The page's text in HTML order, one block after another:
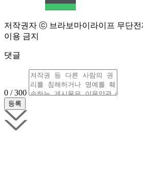
저작권자 ⓒ 브라보마이라이프 무단
이용 금지
댓글
0 / 300